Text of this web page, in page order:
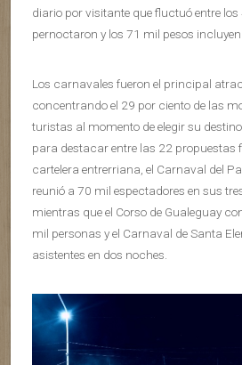
diario por visitante que fluctuó entre
pernoctaron y los 71 mil pesos
Los carnavales fueron el principal
concentrando el 29 por ciento de las
turistas al momento de elegir su
para destacar entre las 22 propuestas
cartelera entrerriana, el Carnaval del
reunió a 70 mil espectadores en sus
mientras que el Corso de Gualeguay
mil personas y el Carnaval de Santa
asistentes en dos noches.